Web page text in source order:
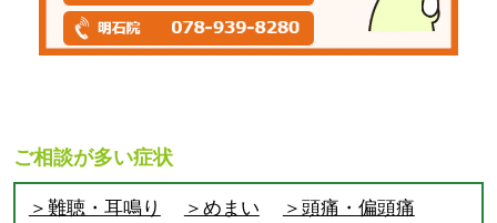
ご相談が多い症状
＞難聴・耳鳴り ＞めまい ＞頭痛・偏頭痛